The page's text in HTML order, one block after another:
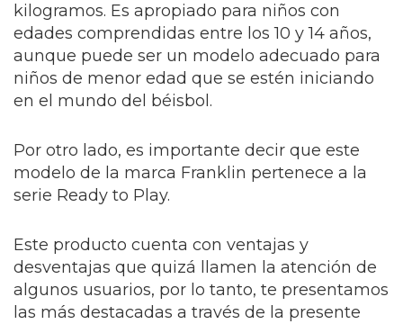
kilogramos. Es apropiado para niños con
edades comprendidas entre los 10 y 14 años,
aunque puede ser un modelo adecuado para
niños de menor edad que se estén iniciando
en el mundo del béisbol.
Por otro lado, es importante decir que este
modelo de la marca Franklin pertenece a la
serie Ready to Play.
Este producto cuenta con ventajas y
desventajas que quizá llamen la atención de
algunos usuarios, por lo tanto, te presentamos
las más destacadas a través de la presente